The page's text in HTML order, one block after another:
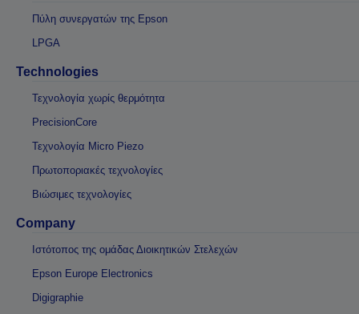
Πύλη συνεργατών της Epson
LPGA
Technologies
Τεχνολογία χωρίς θερμότητα
PrecisionCore
Τεχνολογία Micro Piezo
Πρωτοποριακές τεχνολογίες
Βιώσιμες τεχνολογίες
Company
Ιστότοπος της ομάδας Διοικητικών Στελεχών
Epson Europe Electronics
Digigraphie